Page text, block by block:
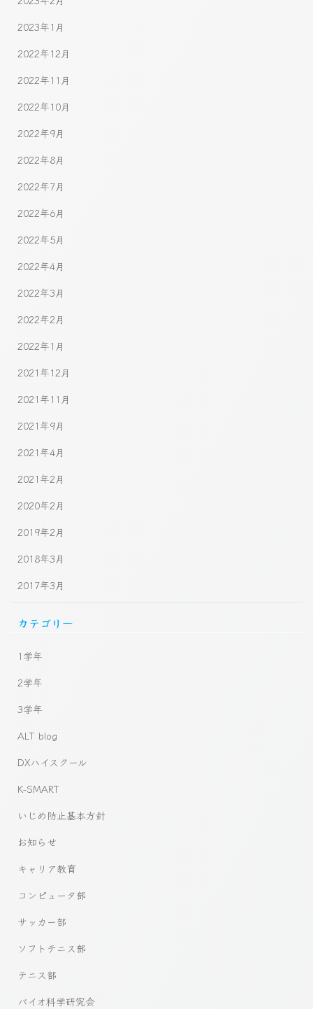
2023年1月
2022年12月
2022年11月
2022年10月
2022年9月
2022年8月
2022年7月
2022年6月
2022年5月
2022年4月
2022年3月
2022年2月
2022年1月
2021年12月
2021年11月
2021年9月
2021年4月
2021年2月
2020年2月
2019年2月
2018年3月
2017年3月
カテゴリー
1学年
2学年
3学年
ALT blog
DXハイスクール
K-SMART
いじめ防止基本方針
お知らせ
キャリア教育
コンピュータ部
サッカー部
ソフトテニス部
テニス部
バイオ科学研究会